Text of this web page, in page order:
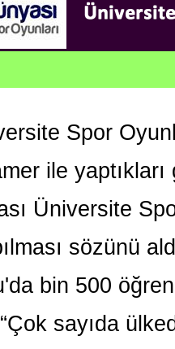
Spor
ile
Üniversite
sözünü
bin 500
sayıda